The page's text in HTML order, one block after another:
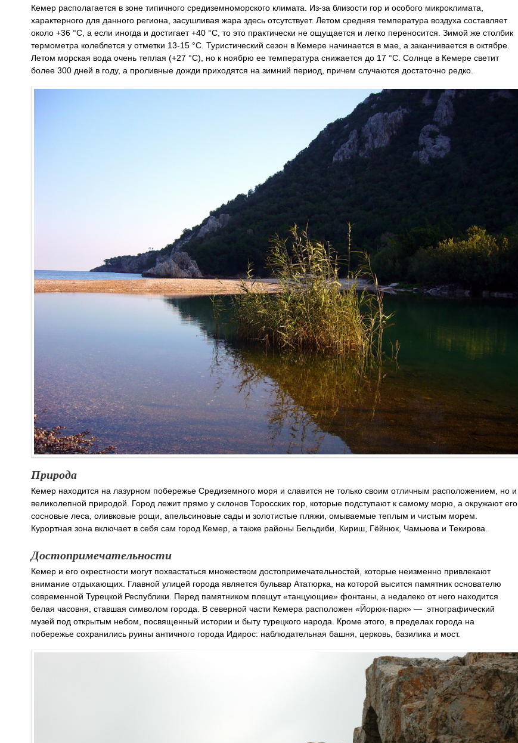
Кемер располагается в зоне типичного средиземноморского климата. Из-за близости гор и особого микроклимата,
характерного для данного региона, засушливая жара здесь отсутствует. Летом средняя температура воздуха составляет
около +36 °C, а если иногда и достигает +40 °C, то это практически не ощущается и легко переносится. Зимой же столбик
термометра колеблется у отметки 13-15 °C. Туристический сезон в Кемере начинается в мае, а заканчивается в октябре.
Летом морская вода очень теплая (+27 °C), но к ноябрю ее температура снижается до 17 °C. Солнце в Кемере светит
более 300 дней в году, а проливные дожди приходятся на зимний период, причем случаются достаточно редко.
Природа
Кемер находится на лазурном побережье Средиземного моря и славится не только своим отличным расположением, но и
великолепной природой. Город лежит прямо у склонов Торосских гор, которые подступают к самому морю, а окружают его
сосновые леса, оливковые рощи, апельсиновые сады и золотистые пляжи, омываемые теплым и чистым морем.
Курортная зона включает в себя сам город Кемер, а также районы Бельдиби, Кириш, Гёйнюк, Чамьюва и Текирова.
Достопримечательности
Кемер и его окрестности могут похвастаться множеством достопримечательностей, которые неизменно привлекают
внимание отдыхающих. Главной улицей города является бульвар Ататюрка, на которой высится памятник основателю
современной Турецкой Республики. Перед памятником плещут «танцующие» фонтаны, а недалеко от него находится
белая часовня, ставшая символом города. В северной части Кемера расположен «Йорюк-парк» — этнографический
музей под открытым небом, посвященный истории и быту турецкого народа. Кроме этого, в пределах города на
побережье сохранились руины античного города Идирос: наблюдательная башня, церковь, базилика и мост.